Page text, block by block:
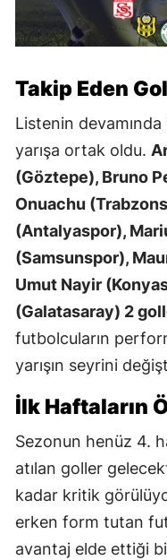
Takip Eden
Listenin
yarışa ortak oldu.
(Göztepe), Bruno
Onuachu
(Antalyaspor),
(Samsunspor),
Umut Nayir
(Galatasaray) 2
futbolcuların
yarışın seyrini
İlk Haftaların
Sezonun henüz 4.
atılan goller
kadar kritik
erken form tutan
avantaj elde ettiği